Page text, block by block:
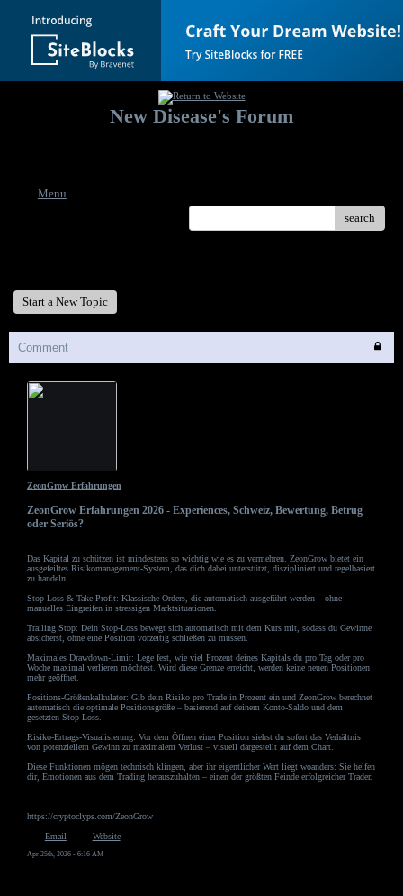
New Disease's Forum
Menu
search
Start a New Topic
Comment
ZeonGrow Erfahrungen
ZeonGrow Erfahrungen 2026 - Experiences, Schweiz, Bewertung, Betrug
oder Seriös?
Das Kapital zu schützen ist mindestens so wichtig wie es zu vermehren. ZeonGrow bietet ein
ausgefeiltes Risikomanagement-System, das dich dabei unterstützt, diszipliniert und regelbasiert
zu handeln:
Stop-Loss & Take-Profit: Klassische Orders, die automatisch ausgeführt werden – ohne
manuelles Eingreifen in stressigen Marktsituationen.
Trailing Stop: Dein Stop-Loss bewegt sich automatisch mit dem Kurs mit, sodass du Gewinne
absicherst, ohne eine Position vorzeitig schließen zu müssen.
Maximales Drawdown-Limit: Lege fest, wie viel Prozent deines Kapitals du pro Tag oder pro
Woche maximal verlieren möchtest. Wird diese Grenze erreicht, werden keine neuen Positionen
mehr geöffnet.
Positions-Größenkalkulator: Gib dein Risiko pro Trade in Prozent ein und ZeonGrow berechnet
automatisch die optimale Positionsgröße – basierend auf deinem Konto-Saldo und dem
gesetzten Stop-Loss.
Risiko-Ertrags-Visualisierung: Vor dem Öffnen einer Position siehst du sofort das Verhältnis
von potenziellem Gewinn zu maximalem Verlust – visuell dargestellt auf dem Chart.
Diese Funktionen mögen technisch klingen, aber ihr eigentlicher Wert liegt woanders: Sie helfen
dir, Emotionen aus dem Trading herauszuhalten – einen der größten Feinde erfolgreicher Trader.
https://cryptoclyps.com/ZeonGrow
Email
Website
Apr 25th, 2026 - 6:16 AM